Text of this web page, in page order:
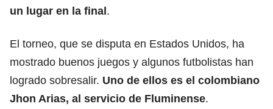
un lugar en la final.
El torneo, que se disputa en Estados Unidos, ha
mostrado buenos juegos y algunos futbolistas han
logrado sobresalir. Uno de ellos es el colombiano
Jhon Arias, al servicio de Fluminense.